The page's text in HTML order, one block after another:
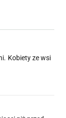
Kobiety ze wsi